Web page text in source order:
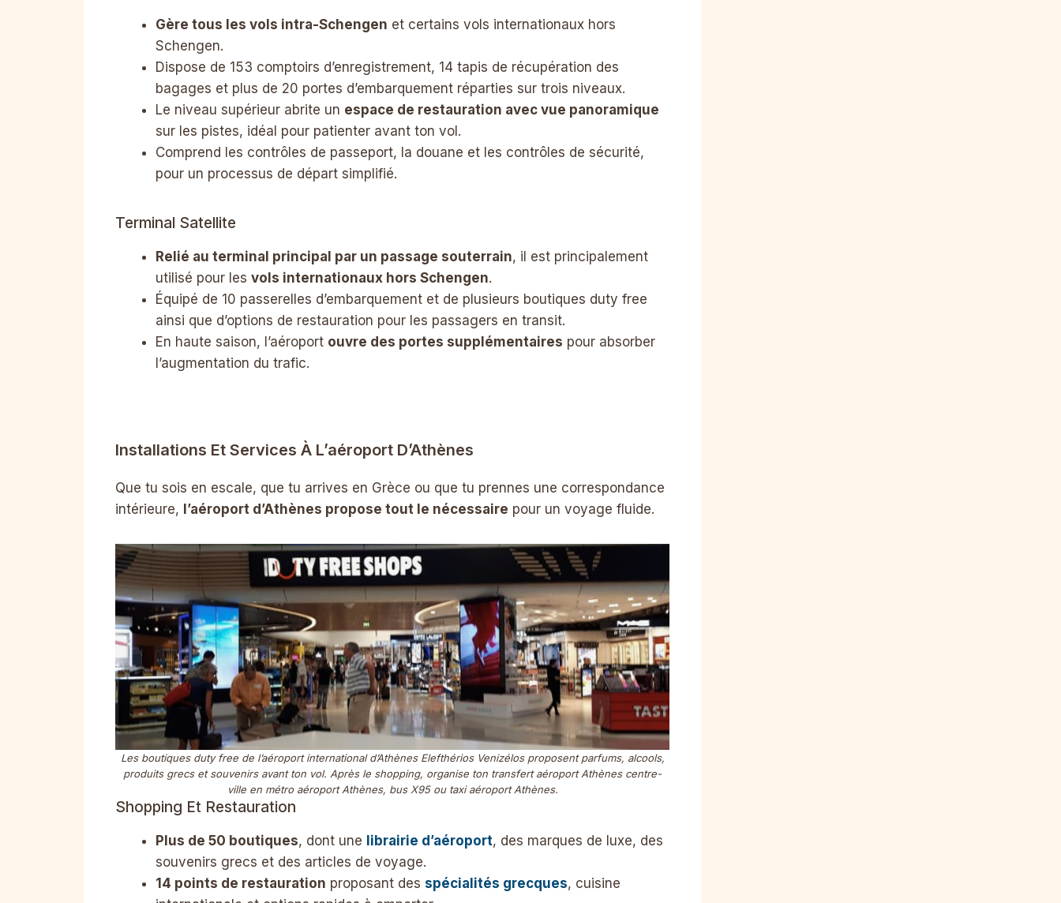
Gère tous les vols intra-Schengen et certains vols internationaux hors
Schengen.
Dispose de 153 comptoirs d’enregistrement, 14 tapis de récupération des
bagages et plus de 20 portes d’embarquement réparties sur trois niveaux.
Le niveau supérieur abrite un espace de restauration avec vue panoramique
sur les pistes, idéal pour patienter avant ton vol.
Comprend les contrôles de passeport, la douane et les contrôles de sécurité,
pour un processus de départ simplifié.
Terminal Satellite
Relié au terminal principal par un passage souterrain, il est principalement
utilisé pour les vols internationaux hors Schengen.
Équipé de 10 passerelles d’embarquement et de plusieurs boutiques duty free
ainsi que d’options de restauration pour les passagers en transit.
En haute saison, l’aéroport ouvre des portes supplémentaires pour absorber
l’augmentation du trafic.
Installations Et Services À L’aéroport D’Athènes
Que tu sois en escale, que tu arrives en Grèce ou que tu prennes une correspondance
intérieure, l’aéroport d’Athènes propose tout le nécessaire pour un voyage fluide.
Les boutiques duty free de l’aéroport international d’Athènes Elefthérios Venizélos proposent parfums, alcools,
produits grecs et souvenirs avant ton vol. Après le shopping, organise ton transfert aéroport Athènes centre-
ville en métro aéroport Athènes, bus X95 ou taxi aéroport Athènes.
Shopping Et Restauration
Plus de 50 boutiques, dont une librairie d’aéroport, des marques de luxe, des
souvenirs grecs et des articles de voyage.
14 points de restauration proposant des spécialités grecques, cuisine